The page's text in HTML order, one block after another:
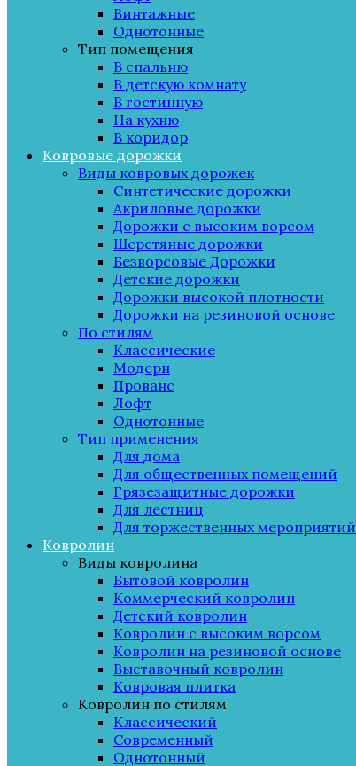
Винтажные
Однотонные
Тип помещения
В спальню
В детскую комнату
В гостинную
На кухню
В коридор
Ковровые дорожки
Виды ковровых дорожек
Синтетические дорожки
Акриловые дорожки
Дорожки с высоким ворсом
Шерстяные дорожки
Безворсовые Дорожки
Детские дорожки
Дорожки высокой плотности
Дорожки на резиновой основе
По стилям
Классические
Модерн
Прованс
Лофт
Однотонные
Тип применения
Для дома
Для общественных помещений
Грязезащитные дорожки
Для лестниц
Для торжественных мероприятий
Ковролин
Виды ковролина
Бытовой ковролин
Коммерческий ковролин
Детский ковролин
Ковролин с высоким ворсом
Ковролин на резиновой основе
Выставочный ковролин
Ковровая плитка
Ковролин по стилям
Классический
Современный
Однотонный